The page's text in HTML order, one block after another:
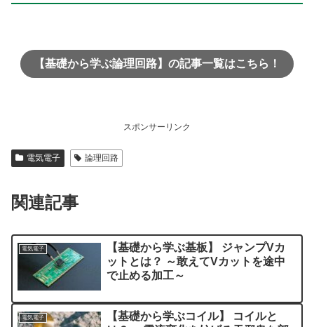
【基礎から学ぶ論理回路】の記事一覧はこちら！
スポンサーリンク
電気電子 論理回路
関連記事
電気電子
【基礎から学ぶ基板】 ジャンプVカ
ットとは？ ～敢えてVカットを途中
で止める加工～
電気電子
【基礎から学ぶコイル】 コイルと